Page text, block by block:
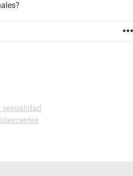
sexualidad